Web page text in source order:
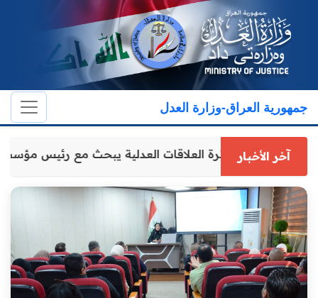
جمهورية العراق-وزارة العدل
آخر الأخبارمدير عام دائرة العلاقات العدلية يبحث مع رئيس